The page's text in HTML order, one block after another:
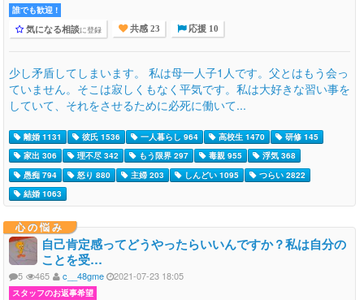
誰でも歓迎 !
気になる相談に登録 共感 23 応援 10
少し矛盾してしまいます。 私は母一人子1人です。父とはもう会っ
ていません。そこは寂しくもなく平気です。私は大好きな習い事を
していて、それをさせるために必死に働いて...
離婚 1131 彼氏 1536 一人暮らし 964 高校生 1470
研修 145
家出 306
理不尽 342 もう限界 297 毒親 955
浮気 368
愚痴 794
怒り 880 主婦 203 しんどい 1095
つらい 2822
結婚 1063
心の悩み
自己肯定感ってどうやったらいいんですか？私は自分の
ことを受…
5 465 c__48gme 2021-07-23 18:05
スタッフのお返事希望